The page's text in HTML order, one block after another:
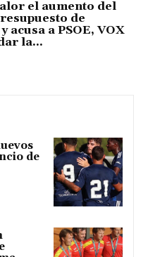
el aumento del
de
acusa a PSOE, VOX
la...
de